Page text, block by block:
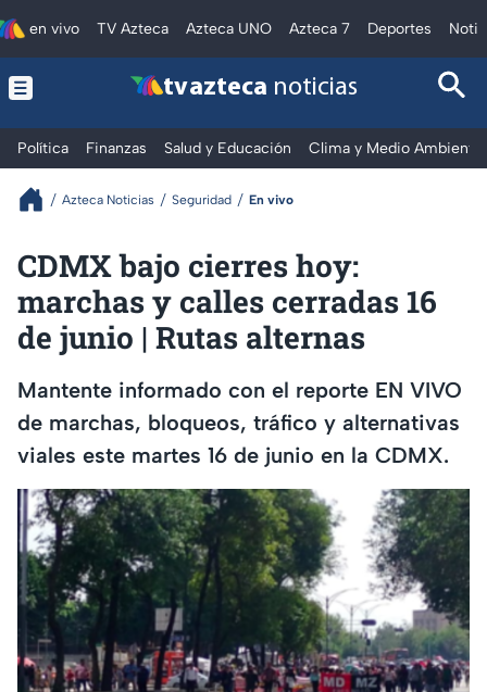
en vivo TV Azteca Azteca UNO Azteca 7 Deportes
tv azteca noticias
Política Finanzas Salud y Educación Clima y Medio Ambiente
Azteca Noticias Seguridad En vivo
CDMX bajo cierres hoy:
marchas y calles cerradas 16
de junio | Rutas alternas
Mantente informado con el reporte EN VIVO
de marchas, bloqueos, tráfico y alternativas
viales este martes 16 de junio en la CDMX.